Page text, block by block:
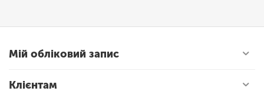
Мій обліковий запис
Клієнтам